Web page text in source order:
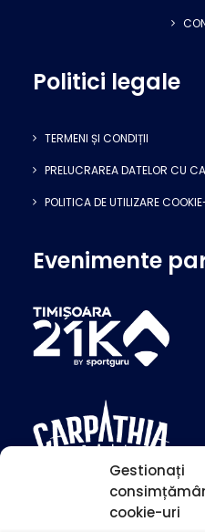
Gestionați
cookie-uri
Politici legale
TERMENI ȘI CONDIȚII
PRELUCRAREA DATELOR CU
POLITICA DE UTILIZARE
Evenimente